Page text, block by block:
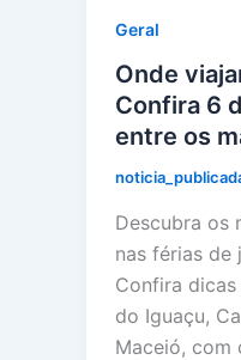
Geral
Onde
Confira 6
entre os
Descubra os
nas férias de
Confira dicas
do Iguaçu,
Maceió, com